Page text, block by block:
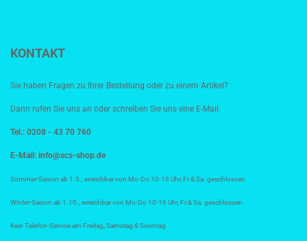
KONTAKT
Sie haben Fragen zu Ihrer Bestellung oder zu einem Artikel?
Dann rufen Sie uns an oder schreiben Sie uns eine E-Mail.
Tel.: 0208 - 43 70 760
E-Mail: info@scs-shop.de
Sommer-Saison ab 1.3., erreichbar von Mo-Do 10-18 Uhr, Fr.& Sa. geschlossen
Winter-Saison ab 1.10., erreichbar von Mo-Do 10-16 Uhr, Fr.& Sa. geschlossen
Kein Telefon-Service am Freitag, Samstag & Sonntag